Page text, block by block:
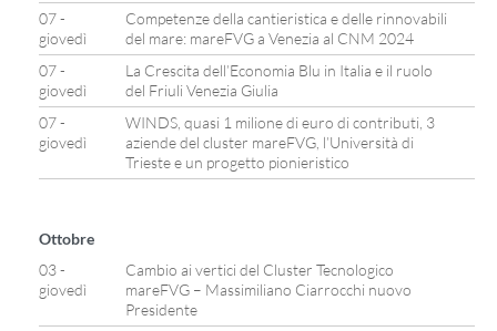
07 -
giovedì
Competenze della cantieristica e delle rinnovabili
del mare: mareFVG a Venezia al CNM 2024
07 -
giovedì
La Crescita dell’Economia Blu in Italia e il ruolo
del Friuli Venezia Giulia
07 -
giovedì
WINDS, quasi 1 milione di euro di contributi, 3
aziende del cluster mareFVG, l’Università di
Trieste e un progetto pionieristico
Ottobre
03 -
giovedì
Cambio ai vertici del Cluster Tecnologico
mareFVG – Massimiliano Ciarrocchi nuovo
Presidente